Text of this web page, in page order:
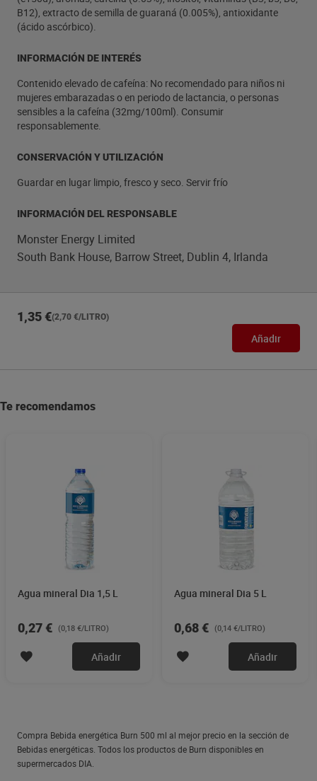
B12), extracto de semilla de guaraná (0.005%), antioxidante
(ácido ascórbico).
INFORMACIÓN DE INTERÉS
Contenido elevado de cafeína: No recomendado para niños ni
mujeres embarazadas o en periodo de lactancia, o personas
sensibles a la cafeína (32mg/100ml). Consumir
responsablemente.
CONSERVACIÓN Y UTILIZACIÓN
Guardar en lugar limpio, fresco y seco. Servir frío
INFORMACIÓN DEL RESPONSABLE
Monster Energy Limited
South Bank House, Barrow Street, Dublin 4, Irlanda
1,35 €(2,70 €/LITRO)
Añadir
Te recomendamos
Agua mineral Dia 1,5 L
0,27 € (0,18 €/LITRO)
Añadir
Agua mineral Dia 5 L
0,68 € (0,14 €/LITRO)
Añadir
Compra Bebida energética Burn 500 ml al mejor precio en la sección de
Bebidas energéticas. Todos los productos de Burn disponibles en
supermercados DIA.